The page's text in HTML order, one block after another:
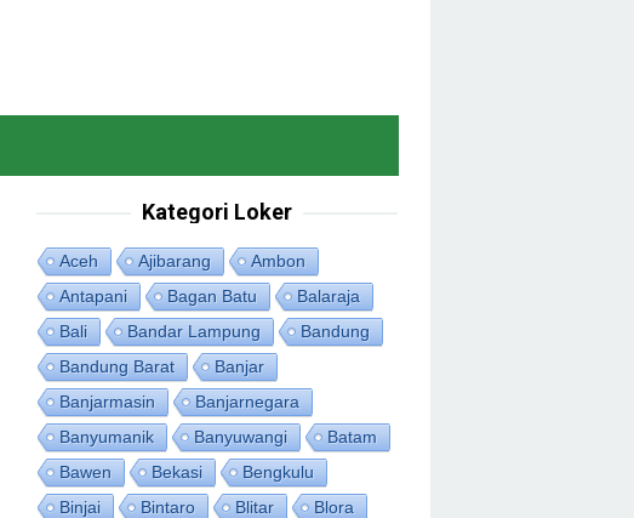
Kategori Loker
Aceh Ajibarang
Ambon
Antapani
Bagan Batu
Balaraja
Bali
Bandar Lampung
Bandung
Bandung Barat
Banjar
Banjarmasin
Banjarnegara
Banyumanik
Banyuwangi
Batam
Bawen
Bekasi
Bengkulu
Binjai
Bintaro Blitar
Blora